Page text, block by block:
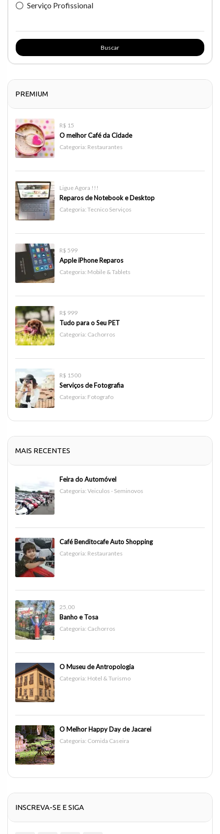
Serviço Profissional
Buscar
PREMIUM
R$ 15
O melhor Café da Cidade
Categoria: Restaurantes
Ligue Agora !!!
Reparos de Notebook e Desktop
Categoria: Tecnico Serviços
R$ 599
Apple iPhone Reparos
Categoria: Mobile & Tablets
R$ 999
Tudo para o Seu PET
Categoria: Cachorros
R$ 1500
Serviços de Fotografia
Categoria: Fotografo
MAIS RECENTES
Feira do Automóvel
Categoria: Veiculos - Seminovos
Café Benditocafe Auto Shopping
Categoria: Restaurantes
25,00
Banho e Tosa
Categoria: Cachorros
O Museu de Antropologia
Categoria: Hotel & Turismo
O Melhor Happy Day de Jacarei
Categoria: Comida Caseira
INSCREVA-SE E SIGA